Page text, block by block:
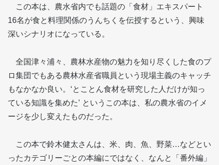
この本は、農水省内でも話題の「食材」エキスパート
16名が食と料理関係のうんちくを伝授するという、興味
深いシナリオになっている。
全国津々浦々、農林水産物の魅力を知り尽くした食のプ
ロ集団でもある農林水産省職員という現場主義のキャッチ
もなかなか良い。‘とことん食材を研究した人だけが知っ
ている知識を集めた’ というこの本は、私の農水省のイメ
ージを少し変えたものだった。
この本で鈴木健太さんは、米、肉、魚、野菜…などとい
ったカテゴリーごとの本編にではなく、なんと「番外編」